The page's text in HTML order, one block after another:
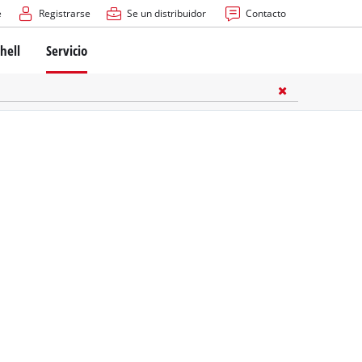
Registrarse Se un distribuidor Contacto
Servicio